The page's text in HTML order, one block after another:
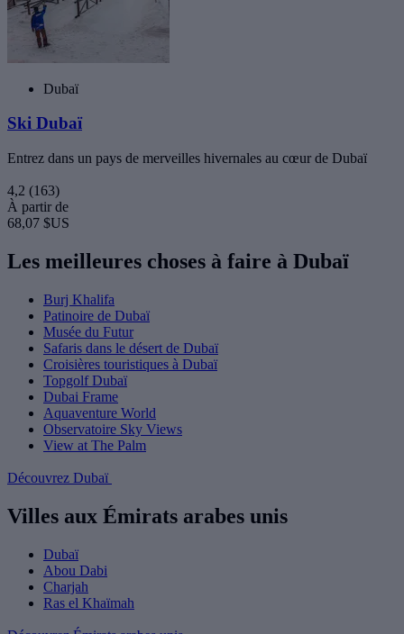
Dubaï
Ski Dubaï
Entrez dans un pays de merveilles hivernales au cœur de Dubaï
4,2 (163)
À partir de
68,07 $US
Les meilleures choses à faire à Dubaï
Burj Khalifa
Patinoire de Dubaï
Musée du Futur
Safaris dans le désert de Dubaï
Croisières touristiques à Dubaï
Topgolf Dubaï
Dubai Frame
Aquaventure World
Observatoire Sky Views
View at The Palm
Découvrez Dubaï
Villes aux Émirats arabes unis
Dubaï
Abou Dabi
Charjah
Ras el Khaïmah